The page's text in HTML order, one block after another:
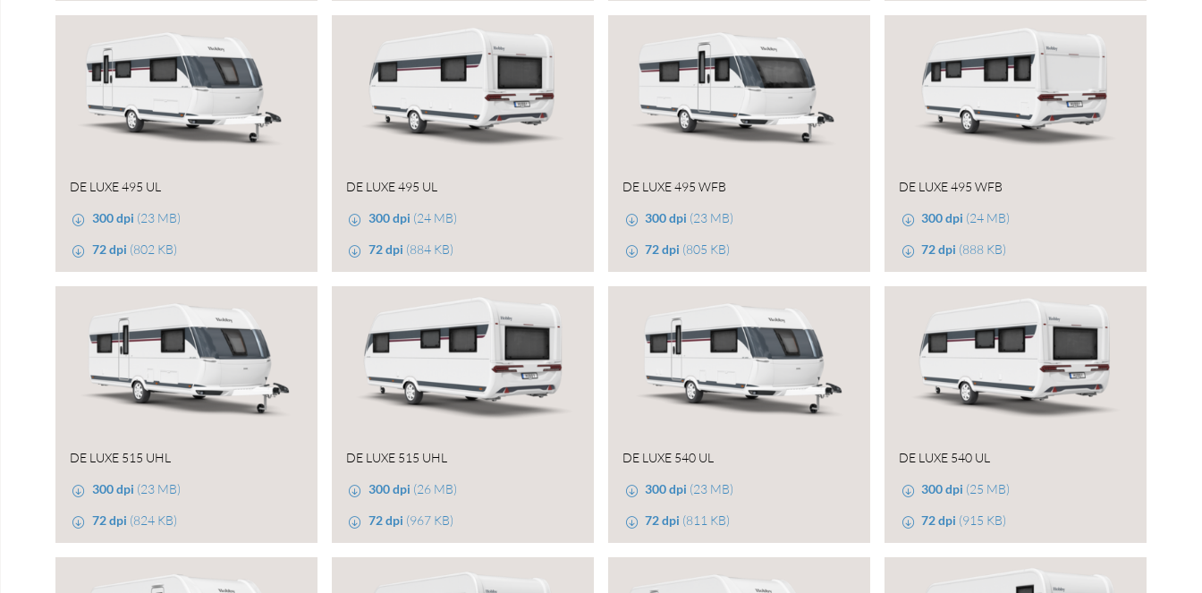
DE LUXE 495 UL
300 dpi (23 MB)
72 dpi (802 KB)
DE LUXE 495 UL
300 dpi (24 MB)
72 dpi (884 KB)
DE LUXE 495 WFB
300 dpi (23 MB)
72 dpi (805 KB)
DE LUXE 495 WFB
300 dpi (24 MB)
72 dpi (888 KB)
DE LUXE 515 UHL
300 dpi (23 MB)
72 dpi (824 KB)
DE LUXE 515 UHL
300 dpi (26 MB)
72 dpi (967 KB)
DE LUXE 540 UL
300 dpi (23 MB)
72 dpi (811 KB)
DE LUXE 540 UL
300 dpi (25 MB)
72 dpi (915 KB)